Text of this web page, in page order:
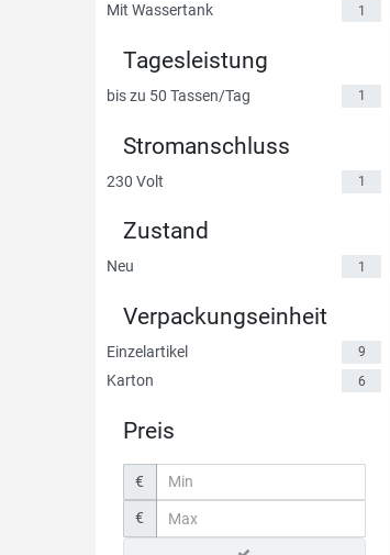
Mit Wassertank 1
Tagesleistung
bis zu 50 Tassen/Tag 1
Stromanschluss
230 Volt 1
Zustand
Neu 1
Verpackungseinheit
Einzelartikel 9
Karton 6
Preis
€
€